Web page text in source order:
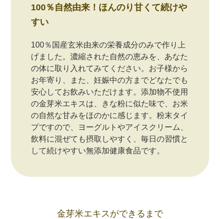
100％自然由来！ほんのり甘くて続けや
すい
100％国産玄米由来の栄養成分のみで作り上
げました。濃縮された自然の恵みを、あなた
の体に取り入れてみてください。お子様から
お年寄り、また、妊娠中の方までどなたでも
安心してお飲みいただけます。添加物不使用
の金芽米エキスは、きな粉に似た味で、お米
の自然な甘みをほのかに感じます。粉末タイ
プですので、ヨーグルトやアイスクリーム、
飲料に混ぜても摂取しやすく、毎日の習慣と
して続けやすい無添加健康食品です。
金芽米エキスができるまで